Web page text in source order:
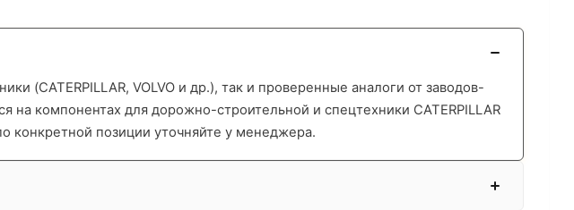
(CATERPILLAR, VOLVO и др.), так и проверенные аналоги от заводов-
на компонентах для дорожно-строительной и спецтехники CATERPILLAR
конкретной позиции уточняйте у менеджера.